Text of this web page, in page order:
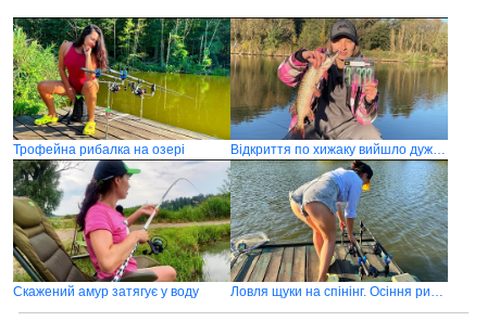
Трофейна рибалка на озері Відкриття по хижаку вийшло дуже вдалим
Скажений амур затягує у воду Ловля щуки на спінінг. Осіння рибалка в Києві